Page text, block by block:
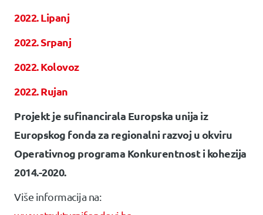
2022. Lipanj
2022. Srpanj
2022. Kolovoz
2022. Rujan
Projekt je sufinancirala Europska unija iz
Europskog fonda za regionalni razvoj u okviru
Operativnog programa Konkurentnost i kohezija
2014.-2020.
Više informacija na: